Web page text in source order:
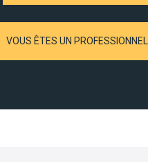
VOUS ÊTES UN PROFESSIONNEL